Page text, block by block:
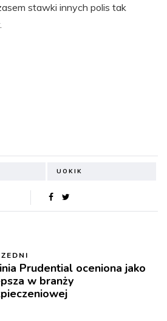
stawki innych polis tak
UOKIK
Prudential oceniona jako
w branży